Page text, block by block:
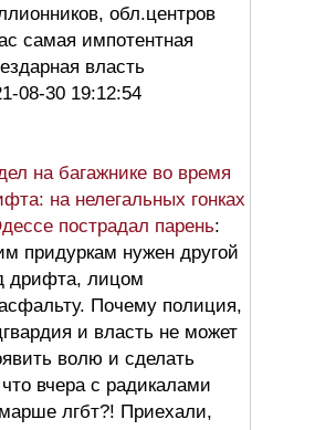
обл.центров
самая импотентная
власть
08-30 19:12:54
на багажнике во время
на нелегальных гонках
пострадал парень:
придуркам нужен другой
дрифта, лицом
Почему полиция,
и власть не может
волю и сделать
вчера с радикалами
лгбт?! Приехали,